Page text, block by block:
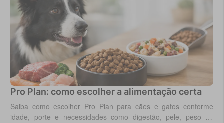
Pro Plan: como escolher a alimentação certa
Saiba como escolher Pro Plan para cães e gatos conforme
idade, porte e necessidades como digestão, pele, peso ou